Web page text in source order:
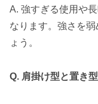
A. 強すぎる使用や
なります。強さを
ょう。
Q. 肩掛け型と置き